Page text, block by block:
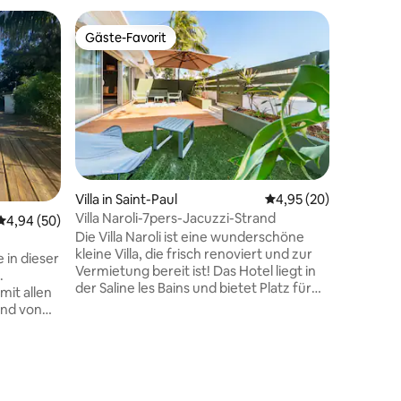
Bewertung: 4,94 von 5, 50 Bewertungen
4,94 (50)
in dieser
allen
von
Gäste-Favorit
Gäste-Favorit
Villa in Saint-Paul Durchschnittliche
4,95 (20)
Villa Naroli-7pers-Jacuzzi-Strand
Die Villa Naroli ist eine wunderschöne
kleine Villa, die frisch renoviert und zur
Vermietung bereit ist! Das Hotel liegt in
der Saline les Bains und bietet Platz für